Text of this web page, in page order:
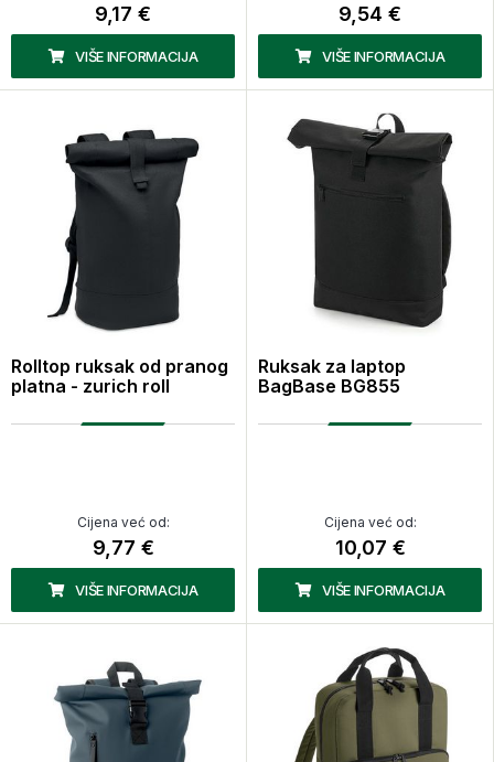
9,17 €
VIŠE INFORMACIJA
9,54 €
VIŠE INFORMACIJA
Rolltop ruksak od pranog
platna - zurich roll
Cijena već od:
9,77 €
VIŠE INFORMACIJA
Ruksak za laptop
BagBase BG855
Cijena već od:
10,07 €
VIŠE INFORMACIJA